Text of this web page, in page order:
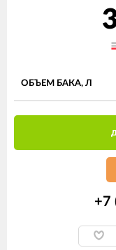
ОБЪЕМ БАКА, Л
+7